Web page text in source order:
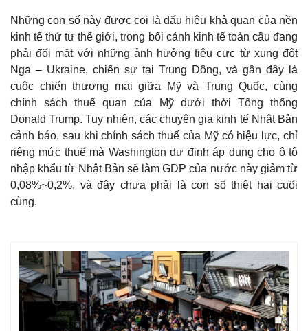
Thế giới
Quan sát
Cuộc sống đó đây
Hồ sơ
Multimedia
Video
Ảnh
E-Magazine
Infographic
Những con số này được coi là dấu hiệu khả quan của nền
kinh tế thứ tư thế giới, trong bối cảnh kinh tế toàn cầu đang
phải đối mặt với những ảnh hưởng tiêu cực từ xung đột
Nga – Ukraine, chiến sự tại Trung Đông, và gần đây là
cuộc chiến thương mại giữa Mỹ và Trung Quốc, cùng
chính sách thuế quan của Mỹ dưới thời Tổng thống
Donald Trump. Tuy nhiên, các chuyên gia kinh tế Nhật Bản
cảnh báo, sau khi chính sách thuế của Mỹ có hiệu lực, chỉ
riêng mức thuế mà Washington dự định áp dụng cho ô tô
nhập khẩu từ Nhật Bản sẽ làm GDP của nước này giảm từ
0,08%~0,2%, và đây chưa phải là con số thiệt hại cuối
cùng.